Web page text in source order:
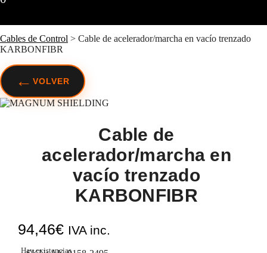
Cables de Control > Cable de acelerador/marcha en vacío trenzado
KARBONFIBR
← VOLVER
Cable de
acelerador/marcha en
vacío trenzado
KARBONFIBR
94,46€ IVA inc.
Hay existencias